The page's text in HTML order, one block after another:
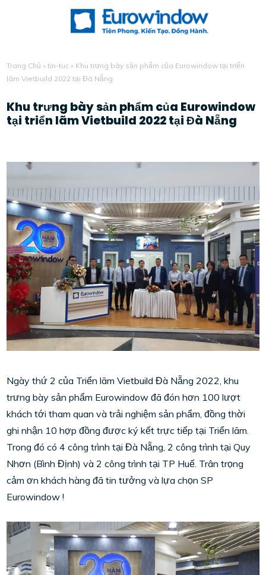
Trang Chủ »tin-tuc » Khu trưng bày sản phẩm của Eurowindow tại triển
lãm Vietbuild 2022 tại Đà Nẵng
Khu trưng bày sản phẩm của Eurowindow
tại triển lãm Vietbuild 2022 tại Đà Nẵng
Ngày thứ 2 của Triển lãm Vietbuild Đà Nẵng 2022, khu
trưng bày sản phẩm Eurowindow đã đón hơn 100 lượt
khách tới tham quan và trải nghiệm sản phẩm, đồng thời
ghi nhận 10 hợp đồng được ký kết trực tiếp tại Triển lãm.
Trong đó có 4 công trình tại Đà Nẵng, 2 công trình tại Quy
Nhơn (Bình Định) và 2 công trình tại TP Huế. Trân trọng
cảm ơn khách hàng đã tin tưởng và lựa chọn SP
Eurowindow !